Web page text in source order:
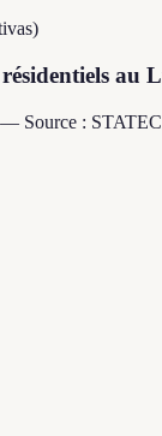
au
Source :